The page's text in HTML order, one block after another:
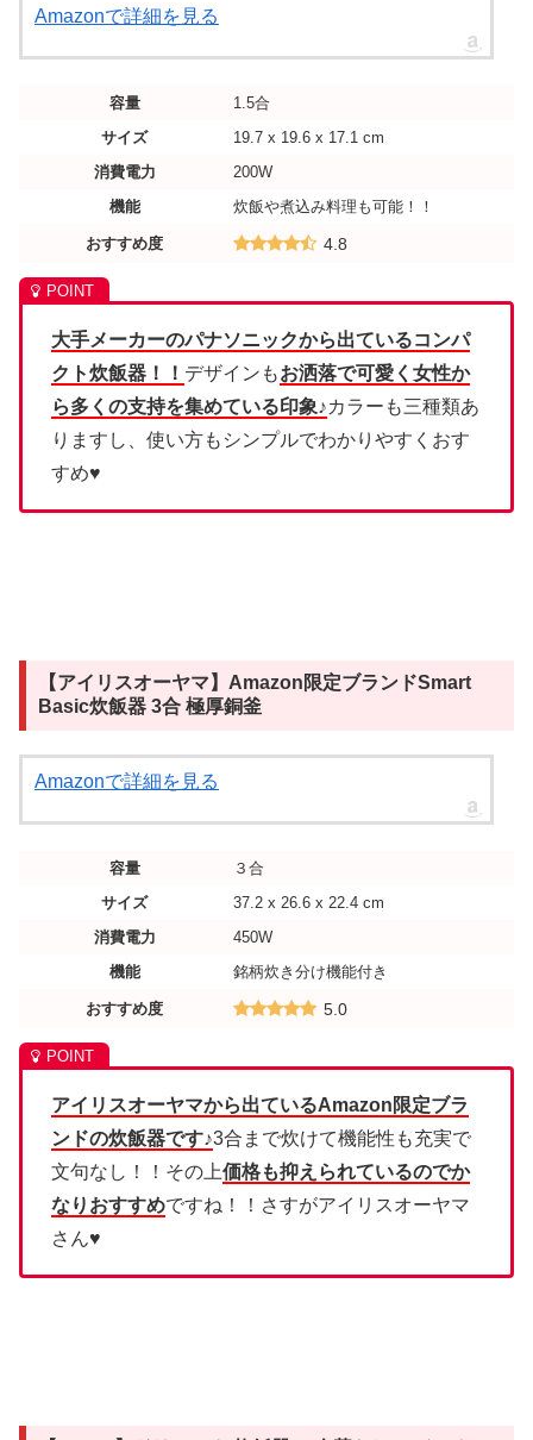
Amazonで詳細を見る
容量
1.5合
サイズ
19.7 x 19.6 x 17.1 cm
消費電力
200W
機能
炊飯や煮込み料理も可能！！
おすすめ度 4.8
大手メーカーのパナソニックから出ているコンパ
クト炊飯器！！ デザインもお洒落で可愛く女性か
ら多くの支持を集めている印象♪カラーも三種類あ
りますし、使い方もシンプルでわかりやすくおす
すめ♥
【アイリスオーヤマ】Amazon限定ブランドSmart
Basic炊飯器 3合 極厚銅釜
Amazonで詳細を見る
容量
３合
サイズ
37.2 x 26.6 x 22.4 cm
消費電力
450W
機能
銘柄炊き分け機能付き
おすすめ度 5.0
アイリスオーヤマから出ているAmazon限定ブラ
ンドの炊飯器です♪3合まで炊けて機能性も充実で
文句なし！！その上価格も抑えられているのでか
なりおすすめですね！！さすがアイリスオーヤマ
さん♥